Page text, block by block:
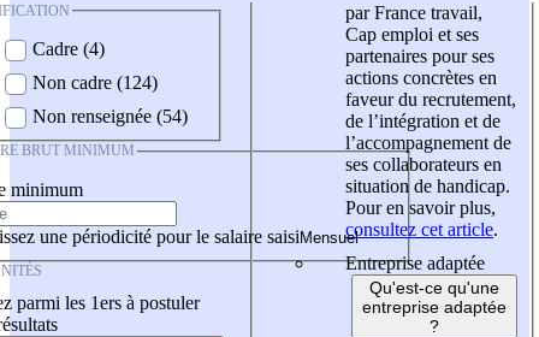
Cadre (4)
Non cadre (124)
Non renseignée (54)
BRUT MINIMUM
minimum
une périodicité pour le salaire saisi
parmi les 1ers à postuler
par France travail,
Cap emploi et ses
partenaires pour ses
actions concrètes en
faveur du recrutement,
de l’intégration et de
l’accompagnement de
ses collaborateurs en
situation de handicap.
Pour en savoir plus,
consultez cet article.
Entreprise adaptée
Qu'est-ce qu'une
entreprise adaptée
?